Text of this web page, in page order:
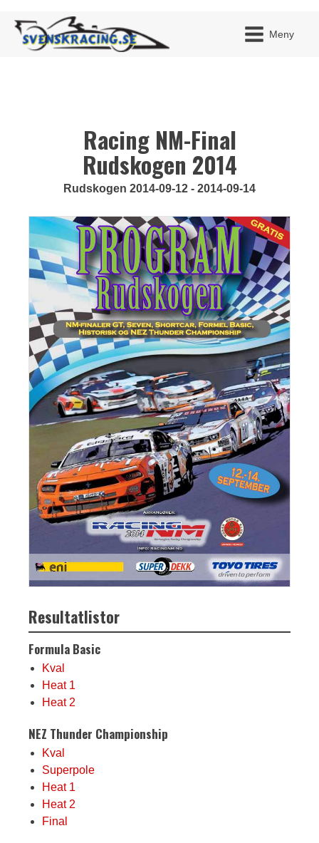
Meny
Racing NM-Final
Rudskogen 2014
Rudskogen 2014-09-12 - 2014-09-14
Resultatlistor
Formula Basic
Kval
Heat 1
Heat 2
NEZ Thunder Championship
Kval
Superpole
Heat 1
Heat 2
Final